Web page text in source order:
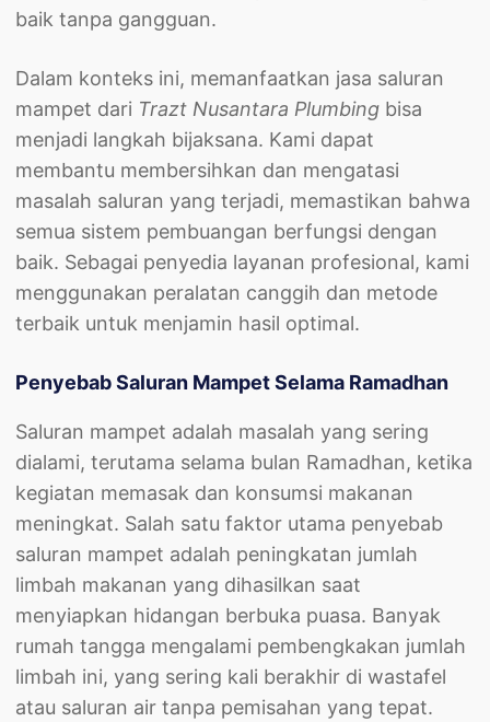
baik tanpa gangguan.
Dalam konteks ini, memanfaatkan jasa saluran
mampet dari Trazt Nusantara Plumbingbisa
menjadi langkah bijaksana. Kami dapat
membantu membersihkan dan mengatasi
masalah saluran yang terjadi, memastikan bahwa
semua sistem pembuangan berfungsi dengan
baik. Sebagai penyedia layanan profesional, kami
menggunakan peralatan canggih dan metode
terbaik untuk menjamin hasil optimal.
Penyebab Saluran Mampet Selama Ramadhan
Saluran mampet adalah masalah yang sering
dialami, terutama selama bulan Ramadhan, ketika
kegiatan memasak dan konsumsi makanan
meningkat. Salah satu faktor utama penyebab
saluran mampet adalah peningkatan jumlah
limbah makanan yang dihasilkan saat
menyiapkan hidangan berbuka puasa. Banyak
rumah tangga mengalami pembengkakan jumlah
limbah ini, yang sering kali berakhir di wastafel
atau saluran air tanpa pemisahan yang tepat.